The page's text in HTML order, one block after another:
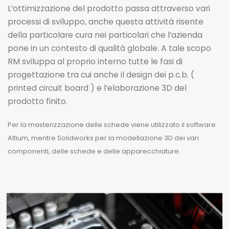
L’ottimizzazione del prodotto passa attraverso vari
processi di sviluppo, anche questa attività risente
della particolare cura nei particolari che l’azienda
pone in un contesto di qualità globale. A tale scopo
RM sviluppa al proprio interno tutte le fasi di
progettazione tra cui anche il design dei p.c.b. (
printed circuit board ) e l’elaborazione 3D del
prodotto finito.
Per la masterizzazione delle schede viene utilizzato il software
Altium, mentre Solidworks per la modellazione 3D dei vari
componenti, delle schede e delle apparecchiature.